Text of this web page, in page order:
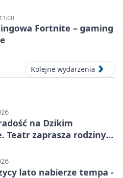
Fortnite – gaming
Kolejne wydarzenia
na Dzikim
Teatr zaprasza rodziny
lato nabierze tempa -